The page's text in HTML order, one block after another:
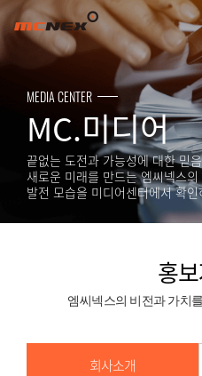
홍보자료
MEDIA CENTER
MC.미디어
끝없는 도전과 가능성에 대한 믿
새로운 미래를 만드는 엠씨넥스의
발전 모습을 미디어센터에서 확인
홍
엠씨넥스의 비전과 가치
회사소개